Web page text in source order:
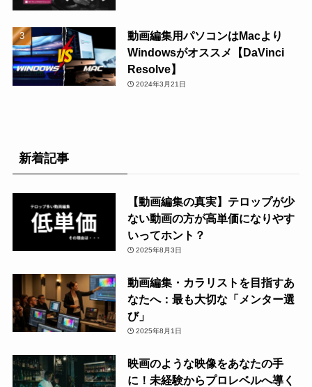
動画編集用パソコンはMacより
Windowsがオススメ【DaVinci
Resolve】
2024年3月21日
新着記事
【動画編集の真実】テロップが少
ない動画の方が高単価になりやす
いってホント？
2025年8月3日
動画編集・カラリストを目指すあ
なたへ：最も大切な「メンター選
び」
2025年8月1日
映画のような映像をあなたの手
に！未経験からプロレベルへ導く